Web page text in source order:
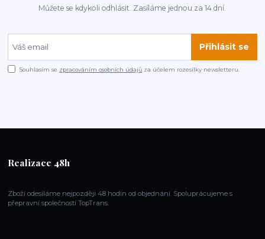
Můžete se kdykoli odhlásit. Zasíláme jednou za 14 dní.
Přihlásit se
Souhlasím se zpracováním osobních údajů za účelem rozesílky newsletteru.
Realizace 48h
Zboží odesíláme nejpozději 48 hodin od objednání. Spoluprácujeme s
přepravní společností TopTrans.